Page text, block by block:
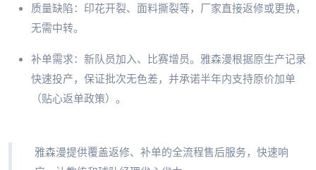
质量缺陷：印花开裂、面料撕裂等，厂家直接返修或更换，
无需中转。
补单需求：新队员加入、比赛增员。雅森漫根据原生产记录
快速投产，保证批次无色差，并承诺半年内支持原价加单
（贴心返单政策）。
雅森漫提供覆盖返修、补单的全流程售后服务，快速响